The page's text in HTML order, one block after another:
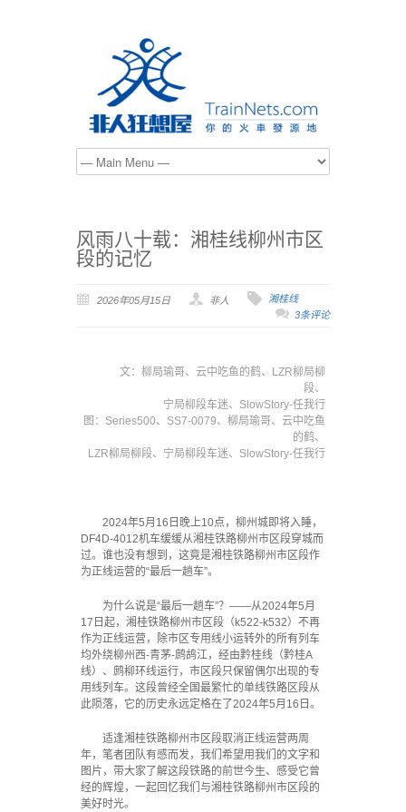
风雨八十载：湘桂线柳州市区
段的记忆
2026年05月15日 非人
湘桂线
3条评论
文：柳局瑜哥、云中吃鱼的鹤、LZR柳局柳
段、
宁局柳段车迷、SlowStory-任我行
图：Series500、SS7-0079、柳局瑜哥、云中吃鱼
的鹤、
LZR柳局柳段、宁局柳段车迷、SlowStory-任我行
2024年5月16日晚上10点，柳州城即将入睡，
DF4D-4012机车缓缓从湘桂铁路柳州市区段穿城而
过。谁也没有想到，这竟是湘桂铁路柳州市区段作
为正线运营的“最后一趟车”。
为什么说是“最后一趟车”？——从2024年5月
17日起，湘桂铁路柳州市区段（k522-k532）不再
作为正线运营，除市区专用线小运转外的所有列车
均外绕柳州西-青茅-鹧鸪江，经由黔桂线（黔桂A
线）、鹧柳环线运行，市区段只保留偶尔出现的专
用线列车。这段曾经全国最繁忙的单线铁路区段从
此陨落，它的历史永远定格在了2024年5月16日。
适逢湘桂铁路柳州市区段取消正线运营两周
年，笔者团队有感而发，我们希望用我们的文字和
图片，带大家了解这段铁路的前世今生、感受它曾
经的辉煌，一起回忆我们与湘桂铁路柳州市区段的
美好时光。